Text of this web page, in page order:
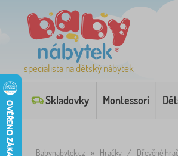
specialista na dětský nábytek
Skladovky Montessori
Babynabytek.cz » Hračky / Dřevěné